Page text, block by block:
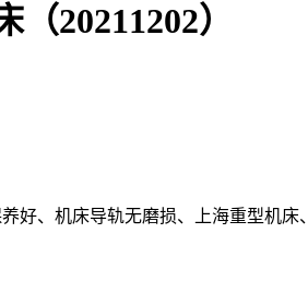
20211202）
、机床导轨无磨损、上海重型机床